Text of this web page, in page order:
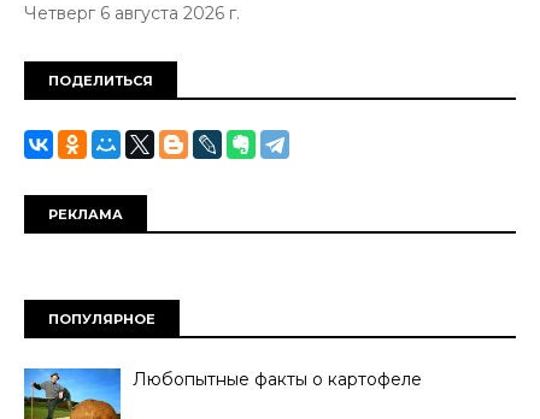
Четверг 6 августа 2026 г.
ПОДЕЛИТЬСЯ
РЕКЛАМА
ПОПУЛЯРНОЕ
Любопытные факты о картофеле